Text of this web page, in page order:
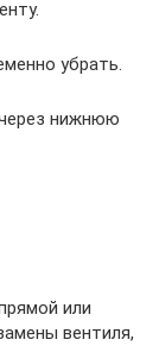
убрать.
нижнюю
или
вентиля,